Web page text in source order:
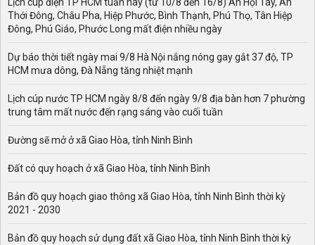
Lịch cúp điện TP HCM tuần này (từ 10/8 đến 16/8) An Hội Tây, An
Thới Đông, Châu Pha, Hiệp Phước, Bình Thạnh, Phú Thọ, Tân Hiệp
Đông, Phú Giáo, Phước Long mất điện nhiều ngày
Dự báo thời tiết ngày mai 9/8 Hà Nội nắng nóng gay gắt 37 độ, TP
HCM mưa dông, Đà Nẵng tăng nhiệt mạnh
Lịch cúp nước TP HCM ngày 8/8 đến ngày 9/8 địa bàn hơn 7 phường
trung tâm mất nước đến rạng sáng vào cuối tuần
Đường sẽ mở ở xã Giao Hòa, tỉnh Ninh Bình
Đất có quy hoạch ở xã Giao Hòa, tỉnh Ninh Bình
Bản đồ quy hoạch giao thông xã Giao Hòa, tỉnh Ninh Bình thời kỳ
2021 - 2030
Bản đồ quy hoạch sử dụng đất xã Giao Hòa, tỉnh Ninh Bình thời kỳ